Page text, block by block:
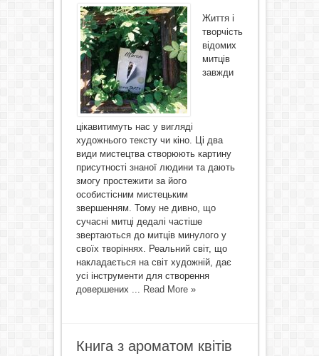
Життя і
творчість
відомих
митців
завжди
цікавитимуть нас у вигляді
художнього тексту чи кіно. Ці два
види мистецтва створюють картину
присутності знаної людини та дають
змогу простежити за його
особистісним мистецьким
звершенням. Тому не дивно, що
сучасні митці дедалі частіше
звертаються до митців минулого у
своїх творіннях. Реальний світ, що
накладається на світ художній, дає
усі інструменти для створення
довершених ... Read More »
Книга з ароматом квітів